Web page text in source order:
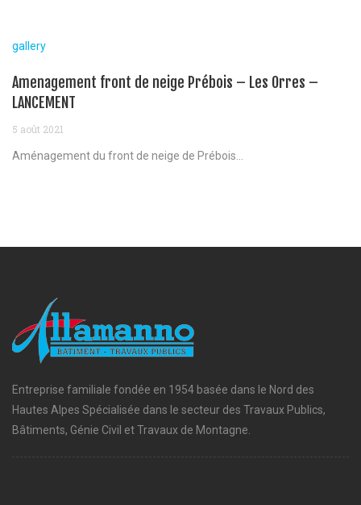
gallery
Amenagement front de neige Prébois – Les Orres –
LANCEMENT
5 août 2021
Aménagement du front de neige de Prébois...
Entreprise familiale fondée en 1954 basée dans le Nord des
Hautes Alpes Spécialisée dans le secteur des Travaux Publics,
Bâtiments, Génie Civil et Travaux de Montagne.